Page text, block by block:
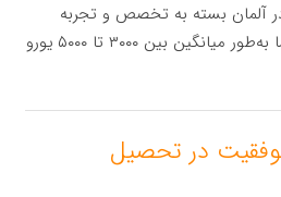
آلمان بسته به تخصص و تجربه
کاری متفاوت است، اما به‌طور میانگین بین ۳۰۰۰ تا ۵۰۰۰ یورو
در تحصیل